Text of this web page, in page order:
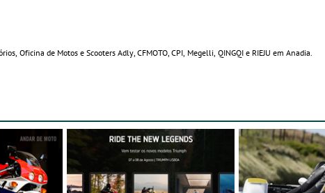
Oficina de Motos e Scooters Adly, CFMOTO, CPI, Megelli, QINGQI e RIEJU em Anadia.